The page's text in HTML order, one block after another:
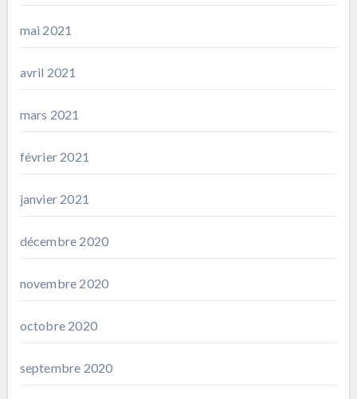
mai 2021
avril 2021
mars 2021
février 2021
janvier 2021
décembre 2020
novembre 2020
octobre 2020
septembre 2020